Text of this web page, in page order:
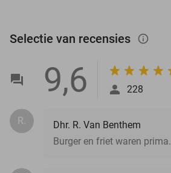
Selectie van recensies info_outlined
9,6 228
R.
Dhr. R. Van Benthem
Burger en friet waren prima.